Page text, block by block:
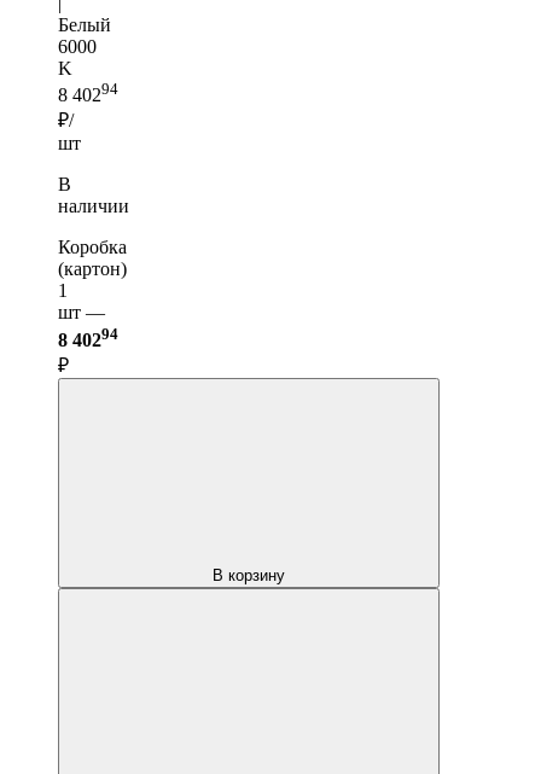
Белый
6000
K
8 40294
₽/
шт
В
наличии
Коробка
(картон)
1
шт —
8 40294
₽
В корзину